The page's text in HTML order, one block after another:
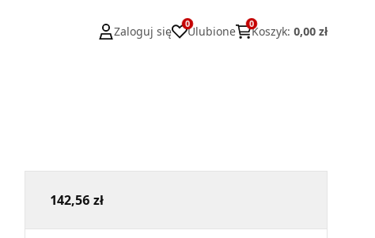
Zaloguj się
0
Ulubione
0
Koszyk: 0,00 zł
142,56 zł